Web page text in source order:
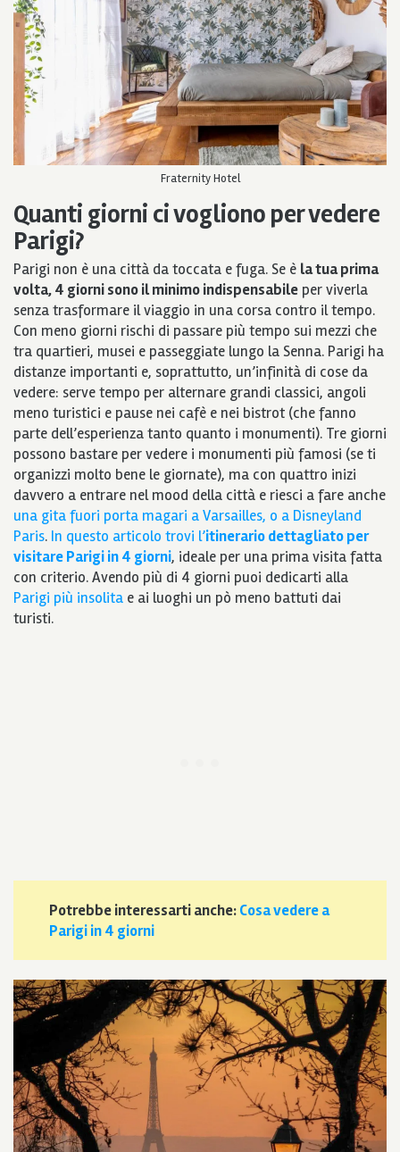
Fraternity Hotel
Quanti giorni ci vogliono per vedere
Parigi?
Parigi non è una città da toccata e fuga. Se è la tua prima
volta, 4 giorni sono il minimo indispensabile per viverla
senza trasformare il viaggio in una corsa contro il tempo.
Con meno giorni rischi di passare più tempo sui mezzi che
tra quartieri, musei e passeggiate lungo la Senna. Parigi ha
distanze importanti e, soprattutto, un’infinità di cose da
vedere: serve tempo per alternare grandi classici, angoli
meno turistici e pause nei cafè e nei bistrot (che fanno
parte dell’esperienza tanto quanto i monumenti). Tre giorni
possono bastare per vedere i monumenti più famosi (se ti
organizzi molto bene le giornate), ma con quattro inizi
davvero a entrare nel mood della città e riesci a fare anche
una gita fuori porta magari a Varsailles, o a Disneyland
Paris. In questo articolo trovi l’itinerario dettagliato per
visitare Parigi in 4 giorni, ideale per una prima visita fatta
con criterio. Avendo più di 4 giorni puoi dedicarti alla
Parigi più insolita e ai luoghi un pò meno battuti dai
turisti.
Potrebbe interessarti anche:Cosa vedere a
Parigi in 4 giorni